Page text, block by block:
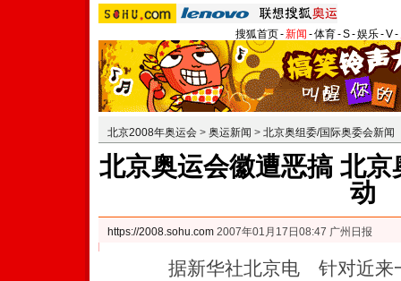
搜狐首页-新闻 -体育-S-娱乐-V-
北京2008年奥运会 > 奥运新闻 > 北京奥组委/国际奥委会新闻
北京奥运会徽遭恶搞 北
动
https://2008.sohu.com 2007年01月17日08:47 广州日报
据新华社北京电 针对近来一